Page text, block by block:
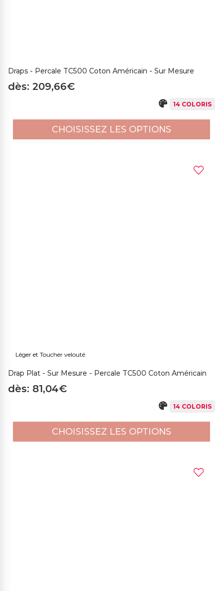
Draps - Percale TC500 Coton Américain - Sur Mesure
dès: 209,66€
14 COLORIS
CHOISISSEZ LES OPTIONS
Léger et Toucher velouté
Drap Plat - Sur Mesure - Percale TC500 Coton Américain
dès: 81,04€
14 COLORIS
CHOISISSEZ LES OPTIONS